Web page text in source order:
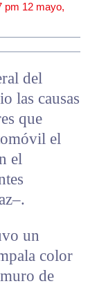
pm 12 mayo,
del
las causas
que
el
el
un
color
de